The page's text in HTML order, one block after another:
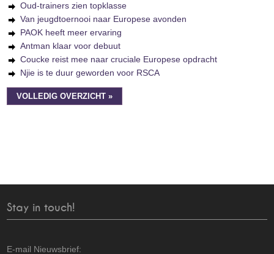
Oud-trainers zien topklasse
Van jeugdtoernooi naar Europese avonden
PAOK heeft meer ervaring
Antman klaar voor debuut
Coucke reist mee naar cruciale Europese opdracht
Njie is te duur geworden voor RSCA
VOLLEDIG OVERZICHT »
Stay in touch!
E-mail Nieuwsbrief: